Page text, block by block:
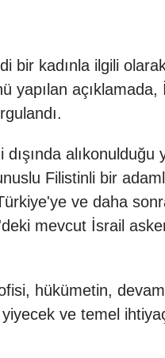
bir kadınla ilgili
yapılan açıklamada,
alıkonulduğu
Filistinli bir
ve daha
mevcut İsrail
hükümetin,
yiyecek ve temel